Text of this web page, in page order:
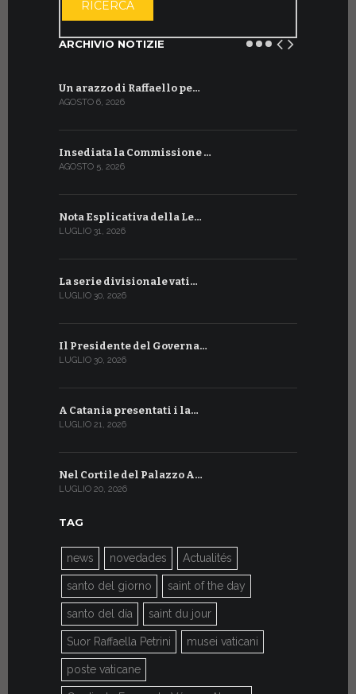
RICERCA
ARCHIVIO NOTIZIE
Un arazzo di Raffaello pe…
AGOSTO 6, 2026
Insediata la Commissione …
AGOSTO 5, 2026
Nota Esplicativa della Le…
LUGLIO 31, 2026
La serie divisionale vati…
LUGLIO 30, 2026
Il Presidente del Governa…
LUGLIO 30, 2026
A Catania presentati i la…
LUGLIO 21, 2026
Nel Cortile del Palazzo A…
LUGLIO 20, 2026
TAG
news novedades Actualités
santo del giorno saint of the day
santo del día saint du jour
Suor Raffaella Petrini musei vaticani
poste vaticane